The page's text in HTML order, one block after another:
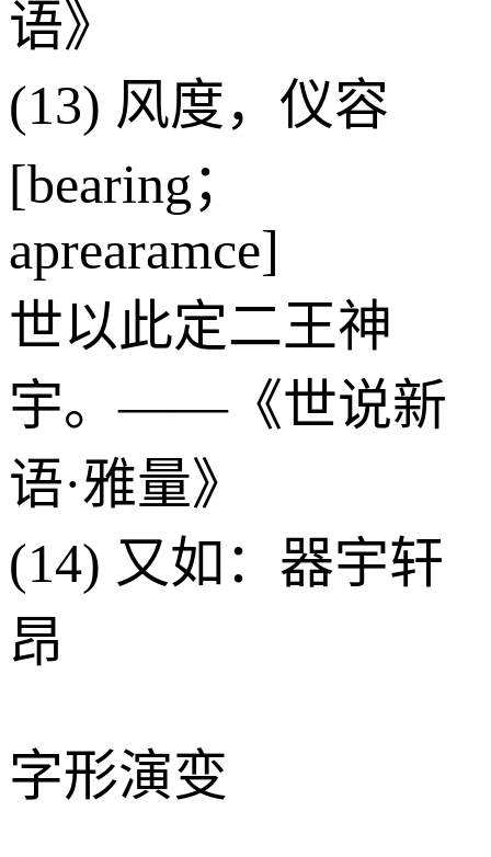
语》
(13) 风度，仪容
[bearing；
aprearamce]
世以此定二王神
宇。——《世说新
语·雅量》
(14) 又如：器宇轩
昂
字形演变